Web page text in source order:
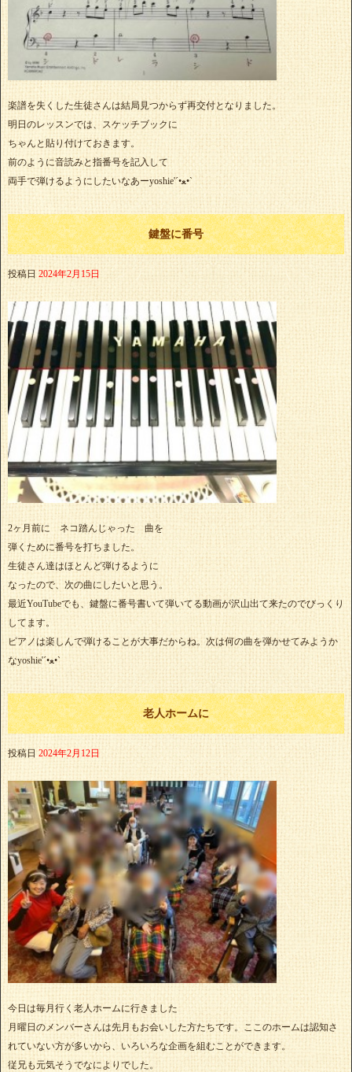
楽譜を失くした生徒さんは結局見つからず再交付となりました。
明日のレッスンでは、スケッチブックに
ちゃんと貼り付けておきます。
前のように音読みと指番号を記入して
両手で弾けるようにしたいなあーyoshie'‎´•ﻌ•`
鍵盤に番号
投稿日 2024年2月15日
2ヶ月前に ネコ踏んじゃった 曲を
弾くために番号を打ちました。
生徒さん達はほとんど弾けるように
なったので、次の曲にしたいと思う。
最近YouTubeでも、鍵盤に番号書いて弾いてる動画が沢山出て来たのでびっくり
してます。
ピアノは楽しんで弾けることが大事だからね。次は何の曲を弾かせてみようか
なyoshie'‎´•ﻌ•`
老人ホームに
投稿日 2024年2月12日
今日は毎月行く老人ホームに行きました
月曜日のメンバーさんは先月もお会いした方たちです。ここのホームは認知さ
れていない方が多いから、いろいろな企画を組むことができます。
従兄も元気そうでなによりでした。